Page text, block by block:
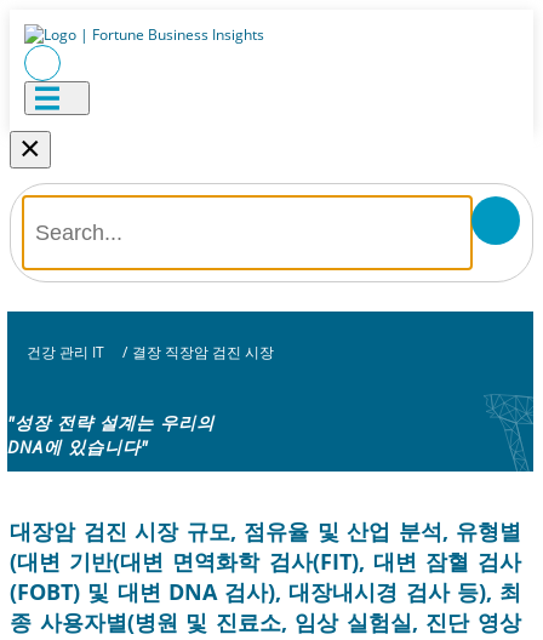
×
건강 관리 IT / 결장 직장암 검진 시장
"성장 전략 설계는 우리의
DNA에 있습니다"
대장암 검진 시장 규모, 점유율 및 산업 분석, 유형별
(대변 기반(대변 면역화학 검사(FIT), 대변 잠혈 검사
(FOBT) 및 대변 DNA 검사), 대장내시경 검사 등), 최
종 사용자별(병원 및 진료소, 임상 실험실, 진단 영상